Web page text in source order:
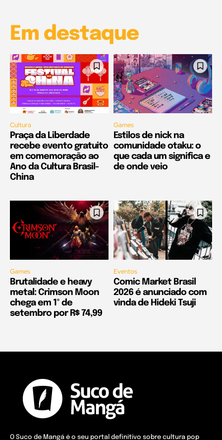
Em destaque
Cultura
Praça da Liberdade
recebe evento gratuito
em comemoração ao
Ano da Cultura Brasil-
China
Games
Estilos de nick na
comunidade otaku: o
que cada um significa e
de onde veio
Games
Brutalidade e heavy
metal: Crimson Moon
chega em 1º de
setembro por R$ 74,99
Eventos
Comic Market Brasil
2026 é anunciado com
vinda de Hideki Tsuji
O Suco de Mangá é o seu portal definitivo sobre cultura pop